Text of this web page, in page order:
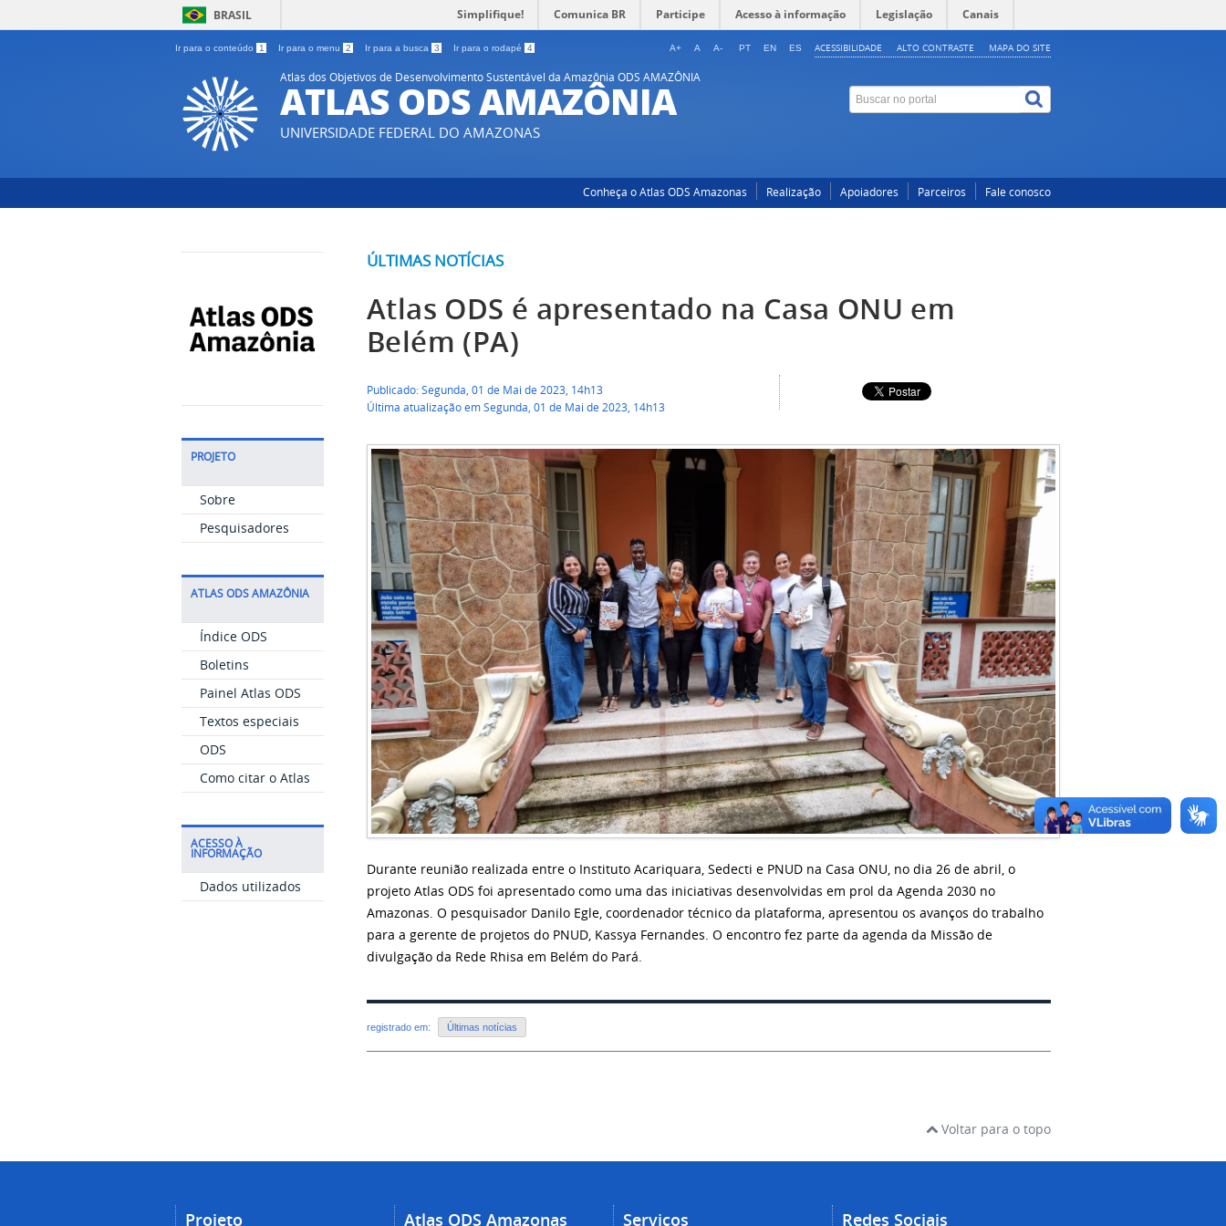
BRASIL Simplifique! Comunica BR Participe Acesso à informação Legislação Canais
Ir para o conteúdo 1 Ir para o menu 2 Ir para a busca 3 Ir para o rodapé 4 ACESSIBILIDADE ALTO CONTRASTE MAPA DO SITE
A+ A A- PT EN ES
Atlas dos Objetivos de Desenvolvimento Sustentável da Amazônia ODS AMAZÔNIA
ATLAS ODS AMAZÔNIA
UNIVERSIDADE FEDERAL DO AMAZONAS
Conheça o Atlas ODS Amazonas Realização Apoiadores Parceiros Fale conosco
PROJETO
Sobre
Pesquisadores
ATLAS ODS AMAZÔNIA
Índice ODS
Boletins
Painel Atlas ODS
Textos especiais
ODS
Como citar o Atlas
ACESSO À
INFORMAÇÃO
Dados utilizados
ÚLTIMAS NOTÍCIAS
Atlas ODS é apresentado na Casa ONU em
Belém (PA)
Publicado: Segunda, 01 de Mai de 2023, 14h13
Última atualização em Segunda, 01 de Mai de 2023, 14h13
Durante reunião realizada entre o Instituto Acariquara, Sedecti e PNUD na Casa ONU, no dia 26 de abril, o
projeto Atlas ODS foi apresentado como uma das iniciativas desenvolvidas em prol da Agenda 2030 no
Amazonas. O pesquisador Danilo Egle, coordenador técnico da plataforma, apresentou os avanços do trabalho
para a gerente de projetos do PNUD, Kassya Fernandes. O encontro fez parte da agenda da Missão de
divulgação da Rede Rhisa em Belém do Pará.
registrado em: Últimas notícias
Voltar para o topo
Projeto Atlas ODS Amazonas Serviços Redes Sociais